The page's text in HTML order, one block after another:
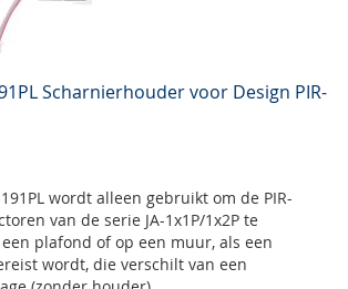
Scharnierhouder voor Design PIR-
wordt alleen gebruikt om de PIR-
van de serie JA-1x1P/1x2P te
plafond of op een muur, als een
wordt, die verschilt van een